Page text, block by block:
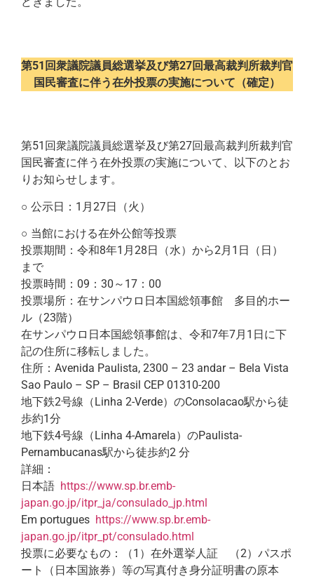
第51回衆議院議員総選挙及び第27回最高裁判所裁判官
国民審査に伴う在外投票の実施について（確定）
第51回衆議院議員総選挙及び第27回最高裁判所裁判官
国民審査に伴う在外投票の実施について、以下のとお
りお知らせします。
○ 公示日：1月27日（火）
○ 当館における在外公館等投票
投票期間：令和8年1月28日（水）から2月1日（日）
まで
投票時間：09：30～17：00
投票場所：在サンパウロ日本国総領事館 多目的ホー
ル（23階）
在サンパウロ日本国総領事館は、令和7年7月1日に下
記の住所に移転しました。
住所：Avenida Paulista, 2300 – 23 andar – Bela Vista
Sao Paulo – SP – Brasil CEP 01310-200
地下鉄2号線（Linha 2-Verde）のConsolacao駅から徒
歩約1分
地下鉄4号線（Linha 4-Amarela）のPaulista-
Pernambucanas駅から徒歩約2 分
詳細：
日本語 https://www.sp.br.emb-
japan.go.jp/itpr_ja/consulado_jp.html
Em portugues https://www.sp.br.emb-
japan.go.jp/itpr_pt/consulado.html
投票に必要なもの：（1）在外選挙人証 （2）パスポ
ート（日本国旅券）等の写真付き身分証明書の原本